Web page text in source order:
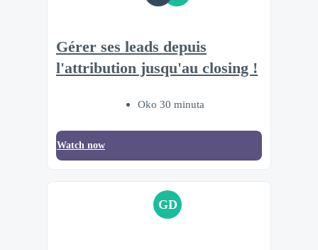
Gérer ses leads depuis
l'attribution jusqu'au closing !
Oko 30 minuta
Watch now
GD